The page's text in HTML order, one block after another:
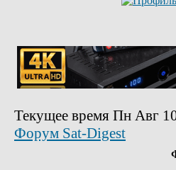
Текущее время Пн Авг
Форум Sat-Digest